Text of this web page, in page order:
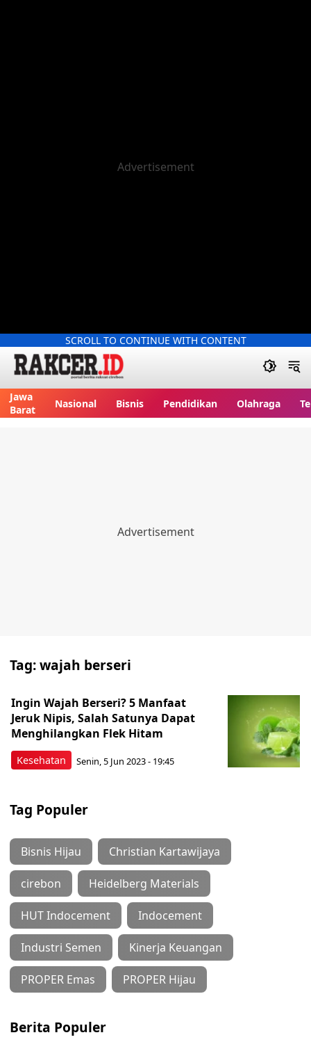
SCROLL TO CONTINUE WITH CONTENT
Jawa
Barat
Nasional Bisnis Pendidikan Olahraga
Tag:wajah berseri
Kesehatan
Ingin Wajah Berseri? 5 Manfaat
Jeruk Nipis, Salah Satunya Dapat
Menghilangkan Flek Hitam
Senin, 5 Jun 2023 - 19:45
Tag Populer
Bisnis Hijau Christian Kartawijaya
cirebon Heidelberg Materials
HUT Indocement Indocement
Industri Semen Kinerja Keuangan
PROPER Emas PROPER Hijau
Berita Populer